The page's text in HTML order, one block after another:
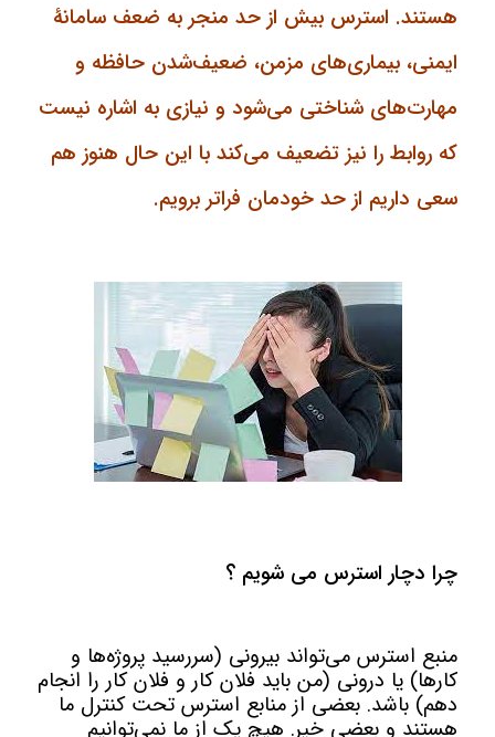
هستند. استرس بیش از حد منجر به ضعف سامانۀ
ایمنی، بیماری‌های مزمن، ضعیف‌شدن حافظه و
مهارت‌های شناختی می‎‌شود و نیازی به اشاره نیست
که روابط را نیز تضعیف می‌کند با این حال هنوز هم
سعی داریم از حد خودمان فراتر برویم.
چرا دچار استرس می شویم ؟
منبع استرس می‌تواند بیرونی (سررسید پروژه‌ها و
کارها) یا درونی (من باید فلان کار و فلان کار را انجام
دهم) باشد. بعضی از منابع استرس تحت کنترل ما
هستند و بعضی خیر. هیچ یک از ما نمی‌توانیم